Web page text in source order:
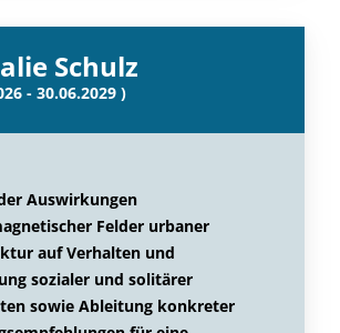
Schulz
- 30.06.2029 )
Auswirkungen
Felder urbaner
auf Verhalten und
sozialer und solitärer
sowie Ableitung konkreter